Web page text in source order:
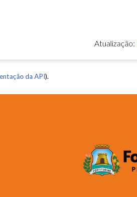
Atualização:
da API).